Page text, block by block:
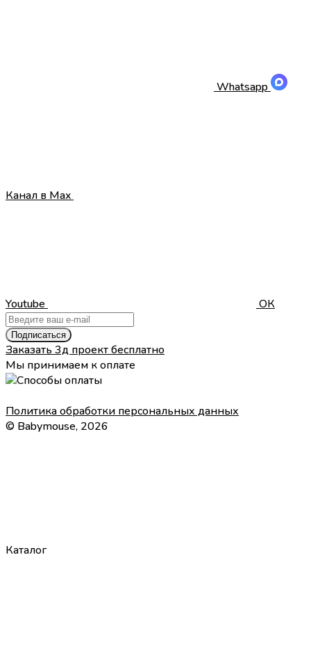
Whatsapp
Канал в Max
Youtube ОК
Подписаться
Заказать 3д проект бесплатно
Мы принимаем к оплате
Политика обработки персональных данных
© Babymouse, 2026
Каталог